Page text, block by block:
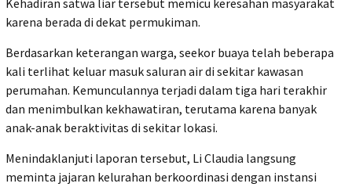
Kehadiran satwa liar tersebut memicu keresahan masyarakat
karena berada di dekat permukiman.
Berdasarkan keterangan warga, seekor buaya telah beberapa
kali terlihat keluar masuk saluran air di sekitar kawasan
perumahan. Kemunculannya terjadi dalam tiga hari terakhir
dan menimbulkan kekhawatiran, terutama karena banyak
anak-anak beraktivitas di sekitar lokasi.
Menindaklanjuti laporan tersebut, Li Claudia langsung
meminta jajaran kelurahan berkoordinasi dengan instansi